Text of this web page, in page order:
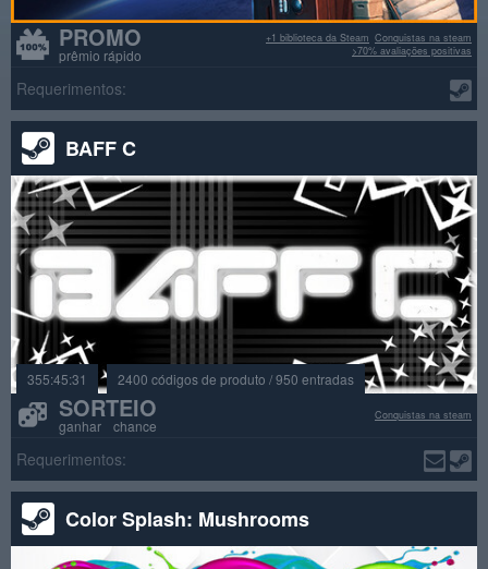
PROMO
prêmio rápido
Conquistas na steam
+1 biblioteca da Steam
>70% avaliações positivas
Requerimentos:
BAFF C
355:45:29 2400 códigos de produto / 950 entradas
SORTEIO
ganhar chance
Conquistas na steam
Requerimentos:
Color Splash: Mushrooms